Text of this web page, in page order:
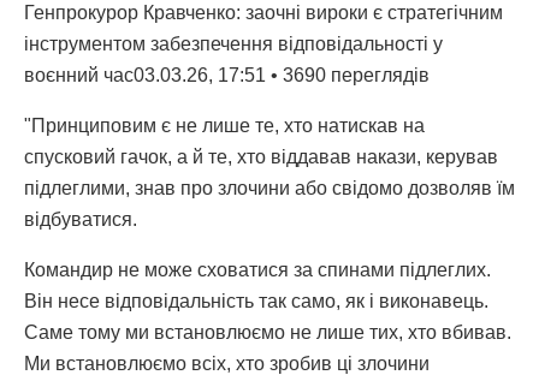
Генпрокурор Кравченко: заочні вироки є стратегічним
інструментом забезпечення відповідальності у
воєнний час03.03.26, 17:51 • 3690 переглядiв
"Принциповим є не лише те, хто натискав на
спусковий гачок, а й те, хто віддавав накази, керував
підлеглими, знав про злочини або свідомо дозволяв їм
відбуватися.
Командир не може сховатися за спинами підлеглих.
Він несе відповідальність так само, як і виконавець.
Саме тому ми встановлюємо не лише тих, хто вбивав.
Ми встановлюємо всіх, хто зробив ці злочини